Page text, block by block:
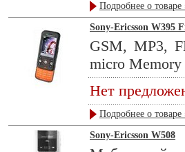
Подробнее о товаре
Sony-Ericsson W395
GSM, MP3,
micro
Нет
Подробнее о товаре
Sony-Ericsson W508